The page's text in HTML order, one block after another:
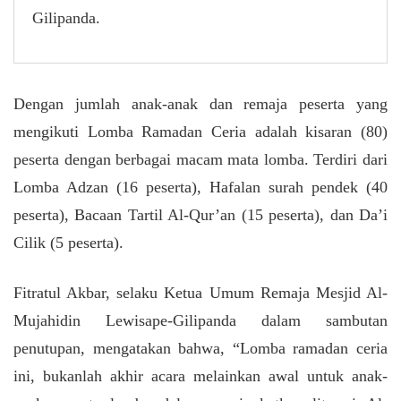
Gilipanda.
Dengan jumlah anak-anak dan remaja peserta yang
mengikuti Lomba Ramadan Ceria adalah kisaran (80)
peserta dengan berbagai macam mata lomba. Terdiri dari
Lomba Adzan (16 peserta), Hafalan surah pendek (40
peserta), Bacaan Tartil Al-Qur’an (15 peserta), dan Da’i
Cilik (5 peserta).
Fitratul Akbar, selaku Ketua Umum Remaja Mesjid Al-
Mujahidin Lewisape-Gilipanda dalam sambutan
penutupan, mengatakan bahwa, “Lomba ramadan ceria
ini, bukanlah akhir acara melainkan awal untuk anak-